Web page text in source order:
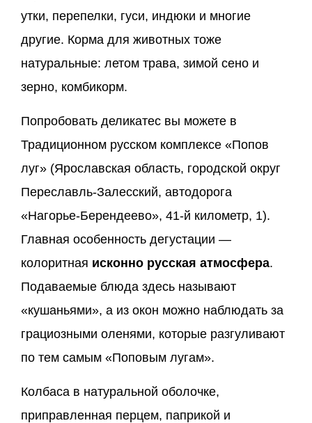
утки, перепелки, гуси, индюки и многие
другие. Корма для животных тоже
натуральные: летом трава, зимой сено и
зерно, комбикорм.
Попробовать деликатес вы можете в
Традиционном русском комплексе «Попов
луг» (Ярославская область, городской округ
Переславль-Залесский, автодорога
«Нагорье-Берендеево», 41-й километр, 1).
Главная особенность дегустации —
колоритная исконно русская атмосфера.
Подаваемые блюда здесь называют
«кушаньями», а из окон можно наблюдать за
грациозными оленями, которые разгуливают
по тем самым «Поповым лугам».
Колбаса в натуральной оболочке,
приправленная перцем, паприкой и